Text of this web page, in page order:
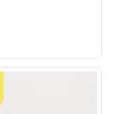
bạn choáng
– Không lo ảnh
trợ tuần hoàn